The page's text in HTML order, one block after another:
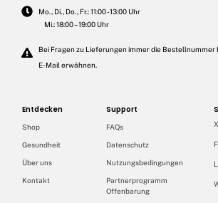
Mo., Di., Do., Fr.: 11:00 - 13:00 Uhr
Mi.: 18:00 – 19:00 Uhr
Bei Fragen zu Lieferungen immer die
E-Mail erwähnen.
Entdecken
Shop
Gesundheit
Über uns
Kontakt
Support
FAQs
Datenschutz
Nutzungsbedingungen
Partnerprogramm
Offenbarung
X